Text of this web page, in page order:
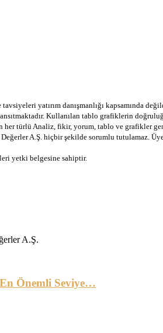
yatırım danışmanlığı kapsamında
Kullanılan tablo grafiklerin
her türlü Analiz, fikir, yorum, tablo ve grafikler
A.Ş. hiçbir şekilde sorumlu tutulamaz.
yetki belgesine sahiptir.
A.Ş.
Önemli Seviye…